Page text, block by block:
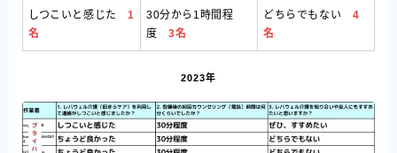
しつこいと感じた
1
名
30分から1時間程
度3名
どちらでもない 4
名
2023年